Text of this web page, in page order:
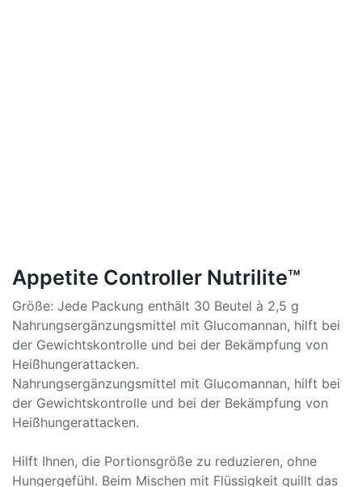
Appetite Controller Nutrilite™
Größe: Jede Packung enthält 30 Beutel à 2,5 g
Nahrungsergänzungsmittel mit Glucomannan, hilft bei
der Gewichtskontrolle und bei der Bekämpfung von
Heißhungerattacken.
Nahrungsergänzungsmittel mit Glucomannan, hilft bei
der Gewichtskontrolle und bei der Bekämpfung von
Heißhungerattacken.
Hilft Ihnen, die Portionsgröße zu reduzieren, ohne
Hungergefühl. Beim Mischen mit Flüssigkeit quillt das